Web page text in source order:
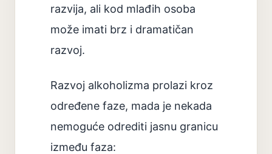
razvija, ali kod mlađih osoba
može imati brz i dramatičan
razvoj.
Razvoj alkoholizma prolazi kroz
određene faze, mada je nekada
nemoguće odrediti jasnu granicu
između faza: